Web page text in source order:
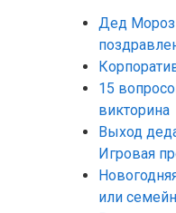
Дед Мороз
15
викторина
Выход
Игровая
или